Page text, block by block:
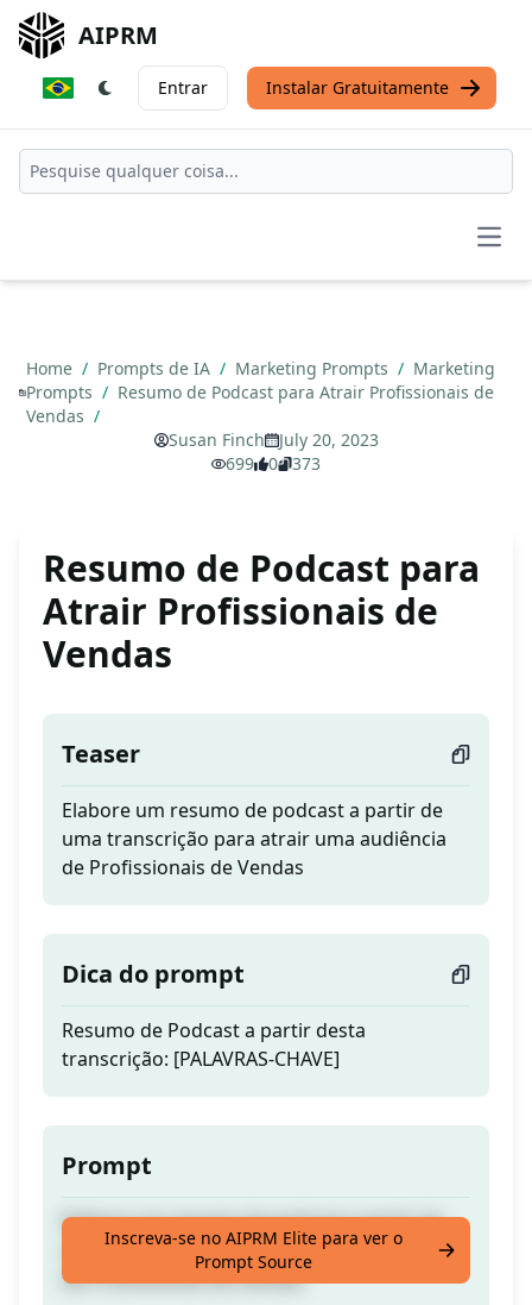
AIPRM
Entrar Instalar Gratuitamente
Home / Prompts de IA / Marketing Prompts / Marketing
Prompts / Resumo de Podcast para Atrair Profissionais de
Vendas /
Susan Finch
July 20, 2023
699
0 373
Resumo de Podcast para
Atrair Profissionais de
Vendas
Teaser
Elabore um resumo de podcast a partir de
uma transcrição para atrair uma audiência
de Profissionais de Vendas
Dica do prompt
Resumo de Podcast a partir desta
transcrição: [PALAVRAS-CHAVE]
Prompt
Elabore um resumo de podcast a partir de
uma transcrição para atrair uma audiência
de Profissionais de Vendas
Inscreva-se no AIPRM Elite para ver o
Prompt Source